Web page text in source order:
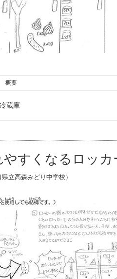
概要
蔵庫
すくなるロッカ
立高森みどり中学校）